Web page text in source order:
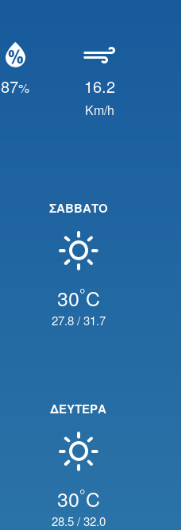
87% 16.2
Km/h
ΣΑΒΒΑΤΟ
30°C
27.8/31.7
ΔΕΥΤΕΡΑ
30°C
28.5/32.0